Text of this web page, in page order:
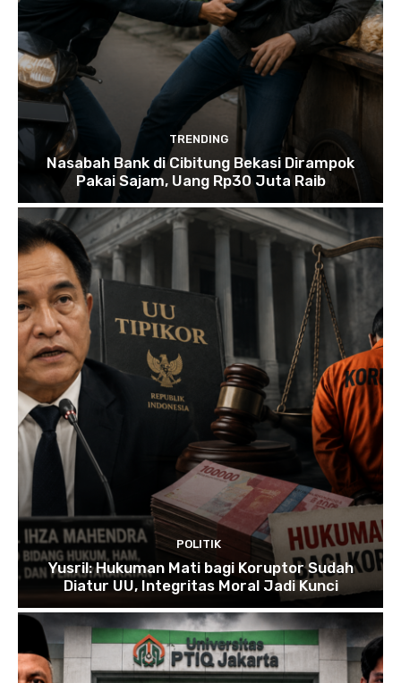
TRENDING
Nasabah Bank di Cibitung Bekasi Dirampok
Pakai Sajam, Uang Rp30 Juta Raib
POLITIK
Yusril: Hukuman Mati bagi Koruptor Sudah
Diatur UU, Integritas Moral Jadi Kunci